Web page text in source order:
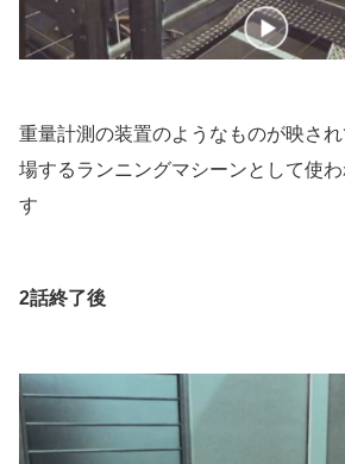
重量計測の装置のようなものが映さ
場するランニングマシーンとして使
す
2話終了後